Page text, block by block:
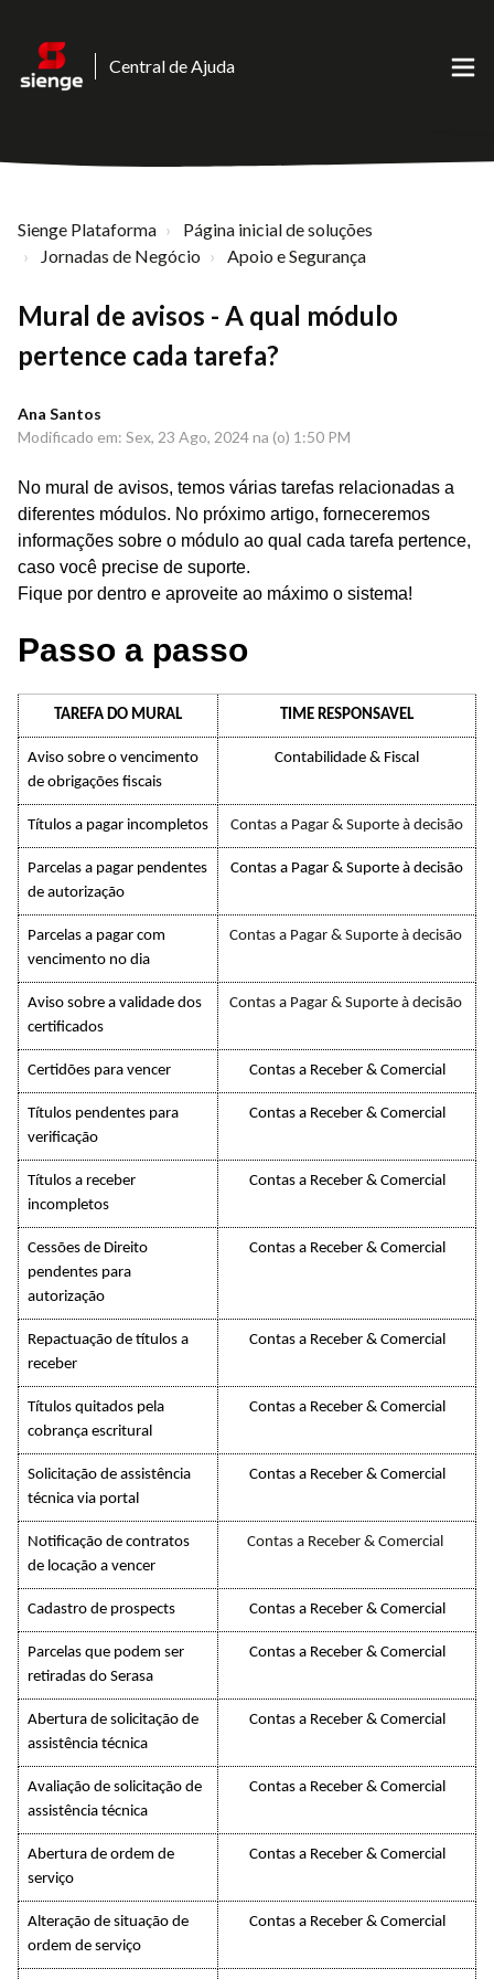
Central de Ajuda
Sienge Plataforma
Página inicial de soluções
Jornadas de Negócio
Apoio e Segurança
Mural de avisos - A qual módulo
pertence cada tarefa?
Ana Santos
Modificado em: Sex, 23 Ago, 2024 na (o) 1:50 PM
No mural de avisos, temos várias tarefas relacionadas a
diferentes módulos. No próximo artigo, forneceremos
informações sobre o módulo ao qual cada tarefa pertence,
caso você precise de suporte.
Fique por dentro e aproveite ao máximo o sistema!
Passo a passo
TAREFA DO MURAL TIME RESPONSAVEL
Aviso sobre o vencimento
de obrigações fiscais
Contabilidade & Fiscal
Títulos a pagar incompletos Contas a Pagar & Suporte à decisão
Parcelas a pagar pendentes
de autorização
Contas a Pagar & Suporte à decisão
Parcelas a pagar com
vencimento no dia
Contas a Pagar & Suporte à decisão
Aviso sobre a validade dos
certificados
Contas a Pagar & Suporte à decisão
Certidões para vencer Contas a Receber & Comercial
Títulos pendentes para
verificação
Contas a Receber & Comercial
Títulos a receber
incompletos
Contas a Receber & Comercial
Cessões de Direito
pendentes para
autorização
Contas a Receber & Comercial
Repactuação de títulos a
receber
Contas a Receber & Comercial
Títulos quitados pela
cobrança escritural
Contas a Receber & Comercial
Solicitação de assistência
técnica via portal
Contas a Receber & Comercial
Notificação de contratos
de locação a vencer
Contas a Receber & Comercial
Cadastro de prospects Contas a Receber & Comercial
Parcelas que podem ser
retiradas do Serasa
Contas a Receber & Comercial
Abertura de solicitação de
assistência técnica
Contas a Receber & Comercial
Avaliação de solicitação de
assistência técnica
Contas a Receber & Comercial
Abertura de ordem de
serviço
Contas a Receber & Comercial
Alteração de situação de
ordem de serviço
Contas a Receber & Comercial